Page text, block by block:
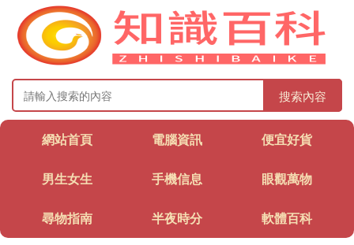
搜索內容
網站首頁 電腦資訊 便宜好貨
男生女生 手機信息 眼觀萬物
尋物指南 半夜時分 軟體百科